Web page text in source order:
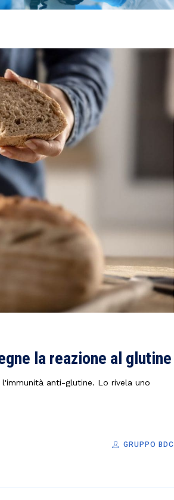
la reazione al glutine
anti-glutine. Lo rivela uno
GRUPPO BDC